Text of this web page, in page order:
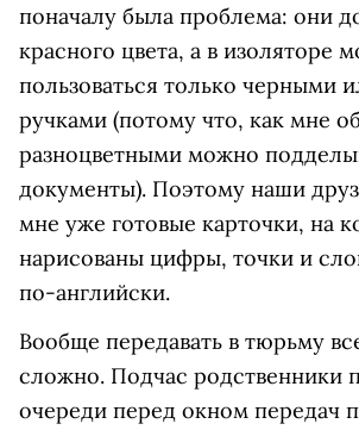
поначалу была проблема: они
красного цвета, а в изоляторе
пользоваться только черными
ручками (потому что, как мне
разноцветными можно
документы). Поэтому наши
мне уже готовые карточки, на
нарисованы цифры, точки и
по-английски.
Вообще передавать в тюрьму
сложно. Подчас родственники
очереди перед окном передач